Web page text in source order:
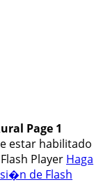
Page 1
estar habilitado
Player Haga
de Flash